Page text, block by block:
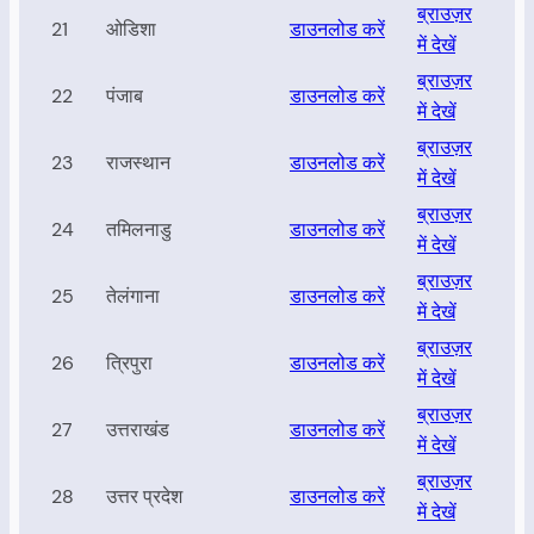
21 ओडिशा डाउनलोड करें
ब्राउज़र
में देखें
22 पंजाब डाउनलोड करें
ब्राउज़र
में देखें
23 राजस्थान डाउनलोड करें
ब्राउज़र
में देखें
24 तमिलनाडु डाउनलोड करें
ब्राउज़र
में देखें
25 तेलंगाना डाउनलोड करें
ब्राउज़र
में देखें
26 त्रिपुरा डाउनलोड करें
ब्राउज़र
में देखें
27 उत्तराखंड डाउनलोड करें
ब्राउज़र
में देखें
28 उत्तर प्रदेश डाउनलोड करें
ब्राउज़र
में देखें